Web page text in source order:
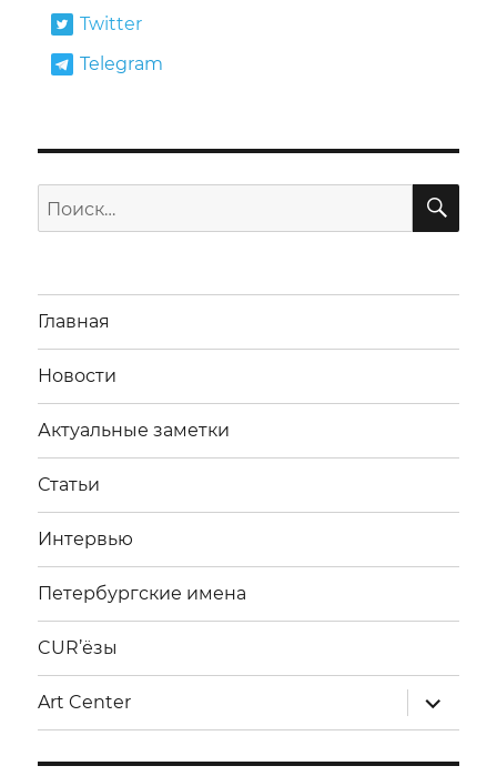
Twitter
Telegram
Искать:
Главная
Новости
Актуальные заметки
Статьи
Интервью
Петербургские имена
CUR’ёзы
Art Center
меню